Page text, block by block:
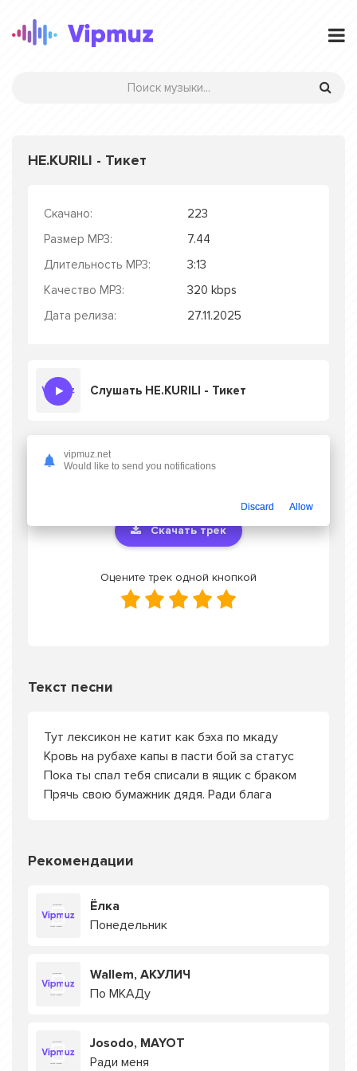
НЕ.KURILI - Тикет
Скачано:
223
Размер MP3:
7.44
Длительность MP3:
3:13
Качество MP3:
320 kbps
Дата релиза:
27.11.2025
Слушать НЕ.KURILI - Тикет
Скачать песню НЕ.KURILI - Тикет
или слушать онлайн бесплатно
Скачать трек
Оцените трек одной кнопкой
Текст песни
Тут лексикон не катит как бэха по мкаду
Кровь на рубахе капы в пасти бой за статус
Пока ты спал тебя списали в ящик с браком
Прячь свою бумажник дядя. Ради блага
Рекомендации
Ёлка
Понедельник
Wallem, АКУЛИЧ
По МКАДу
Josodo, MAYOT
Ради меня
vipmuz.net
Would like to send you notifications
Discard Allow